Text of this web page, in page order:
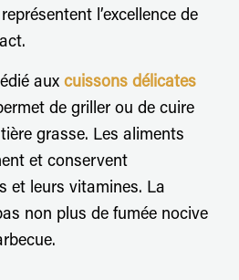
l’excellence de
aux cuissons délicates
de griller ou de cuire
grasse. Les aliments
et conservent
et leurs vitamines. La
non plus de fumée nocive